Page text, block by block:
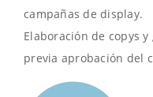
campañas de display.
Elaboración de copys
previa aprobación del